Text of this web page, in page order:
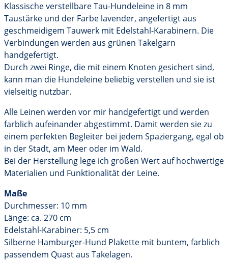
Klassische verstellbare Tau-Hundeleine in 8 mm
Taustärke und der Farbe lavender, angefertigt aus
geschmeidigem Tauwerk mit Edelstahl-Karabinern. Die
Verbindungen werden aus grünen Takelgarn
handgefertigt.
Durch zwei Ringe, die mit einem Knoten gesichert sind,
kann man die Hundeleine beliebig verstellen und sie ist
vielseitig nutzbar.
Alle Leinen werden vor mir handgefertigt und werden
farblich aufeinander abgestimmt. Damit werden sie zu
einem perfekten Begleiter bei jedem Spaziergang, egal ob
in der Stadt, am Meer oder im Wald.
Bei der Herstellung lege ich großen Wert auf hochwertige
Materialien und Funktionalität der Leine.
Maße
Durchmesser: 10 mm
Länge: ca. 270 cm
Edelstahl-Karabiner: 5,5 cm
Silberne Hamburger-Hund Plakette mit buntem, farblich
passendem Quast aus Takelagen.